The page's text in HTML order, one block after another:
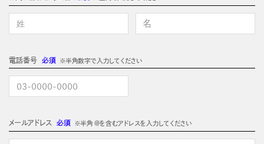
電話番号必須 ※半角数字で入力してください
メールアドレス 必須 ※半角 @を含むアドレスを入力してください